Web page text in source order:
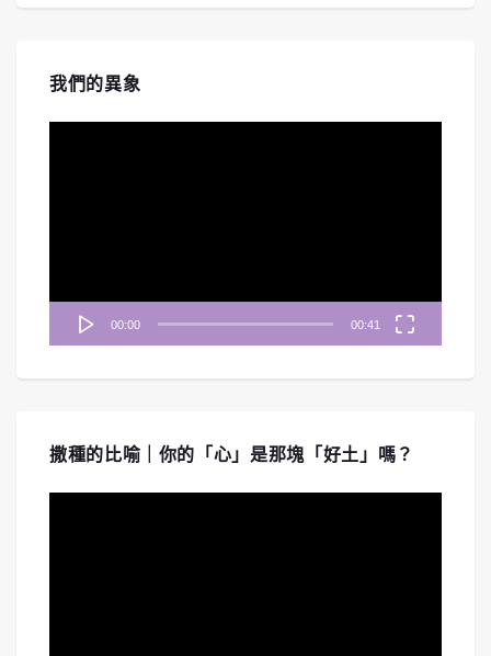
我們的異象
00:00 00:41
撒種的比喻｜你的「心」是那塊「好土」嗎？